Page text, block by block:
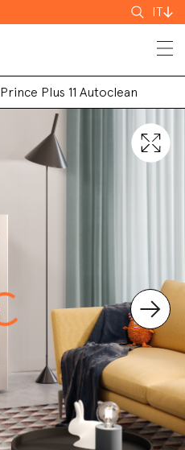
Cerca
IT
Prince Plus 11 Autoclean